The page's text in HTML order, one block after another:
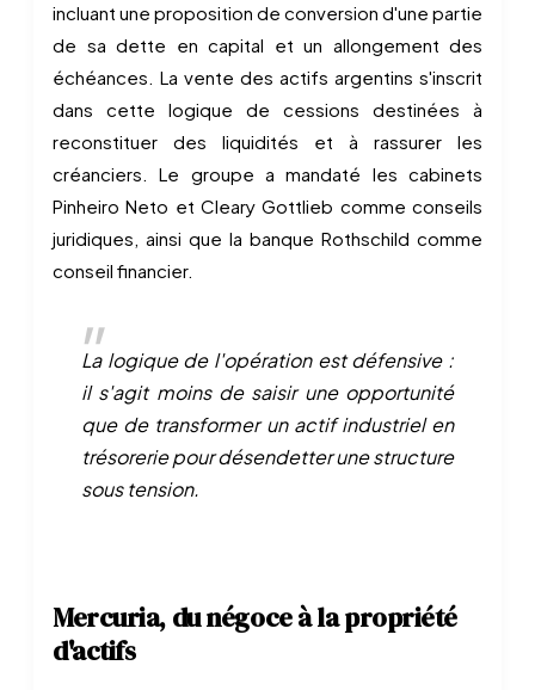
incluant une proposition de conversion d'une partie
de sa dette en capital et un allongement des
échéances. La vente des actifs argentins s'inscrit
dans cette logique de cessions destinées à
reconstituer des liquidités et à rassurer les
créanciers. Le groupe a mandaté les cabinets
Pinheiro Neto et Cleary Gottlieb comme conseils
juridiques, ainsi que la banque Rothschild comme
conseil financier.
La logique de l'opération est défensive :
il s'agit moins de saisir une opportunité
que de transformer un actif industriel en
trésorerie pour désendetter une structure
sous tension.
Mercuria, du négoce à la propriété
d'actifs